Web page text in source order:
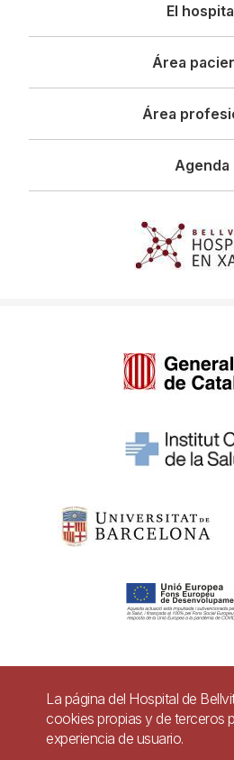
principal
El
Área
Área
Agenda
Pie
Contacto
Accesibilidad
La página del Hospital de
cookies propias y de terceros
experiencia de usuario.